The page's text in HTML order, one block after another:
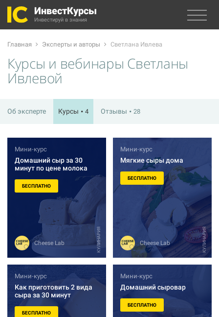
ИнвестКурсы
Инвестируй в знания
Главная Эксперты и авторы Светлана Ивлева
Курсы и вебинары Светланы
Ивлевой
Об эксперте Курсы 4 Отзывы 28
КУЛИНАРИЯ
Мини-курс
Домашний сыр за 30
минут по цене молока
БЕСПЛАТНО
Cheese Lab КУЛИНАРИЯ
Мини-курс
Мягкие сыры дома
БЕСПЛАТНО
Cheese Lab
Мини-курс
Как приготовить 2 вида
сыра за 30 минут
БЕСПЛАТНО
Мини-курс
Домашний сыровар
БЕСПЛАТНО